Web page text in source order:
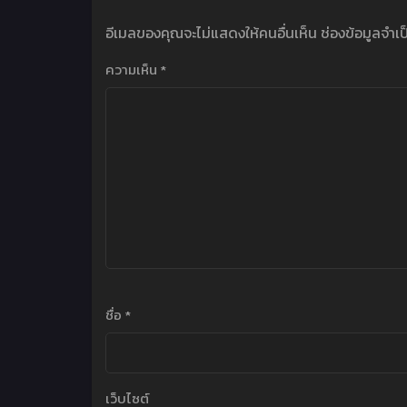
อีเมลของคุณจะไม่แสดงให้คนอื่นเห็น ช่องข้อมูลจำเ
ความเห็น *
ชื่อ *
เว็บไซต์